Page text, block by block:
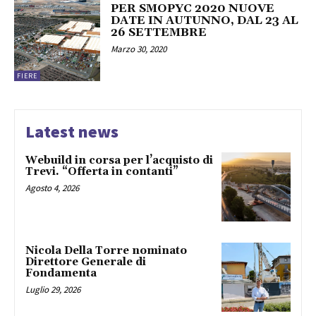
FIERE
PER SMOPYC 2020 NUOVE
DATE IN AUTUNNO, DAL 23 AL
26 SETTEMBRE
Marzo 30, 2020
Latest news
Webuild in corsa per l’acquisto di
Trevi. “Offerta in contanti”
Agosto 4, 2026
Nicola Della Torre nominato
Direttore Generale di
Fondamenta
Luglio 29, 2026